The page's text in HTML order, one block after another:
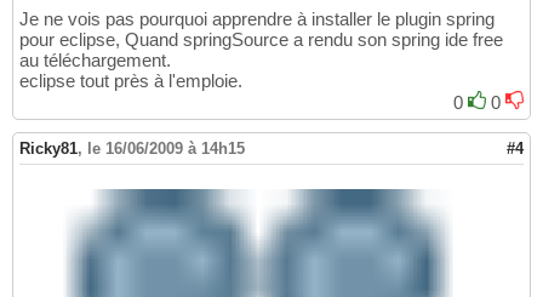
Je ne vois pas pourquoi apprendre à installer le plugin spring
pour eclipse, Quand springSource a rendu son spring ide free
au téléchargement.
eclipse tout près à l'emploie.
0
0
Ricky81, le 16/06/2009 à 14h15 #4